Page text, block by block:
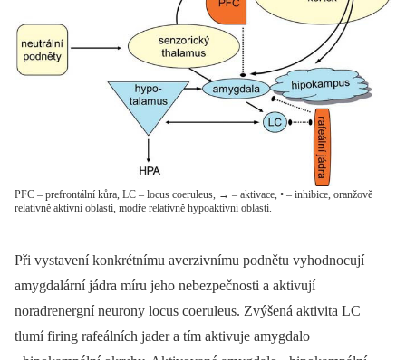
PFC – prefrontální kůra, LC – locus coeruleus, → – aktivace, • – inhibice, oranžově
relativně aktivní oblasti, modře relativně hypoaktivní oblasti.
Při vystavení konkrétnímu averzivnímu podnětu vyhodnocují
amygdalární jádra míru jeho nebezpečnosti a aktivují
noradrenergní neurony locus coeruleus. Zvýšená aktivita LC
tlumí firing rafeálních jader a tím aktivuje amygdalo